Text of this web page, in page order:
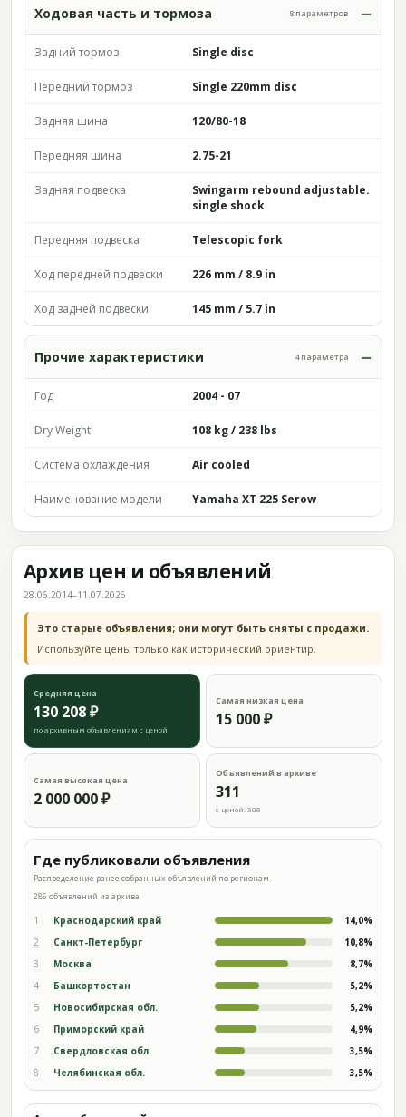
Ходовая часть и тормоза 8 параметров
Задний тормоз Single disc
Передний тормоз Single 220mm disc
Задняя шина 120/80-18
Передняя шина 2.75-21
Задняя подвеска
Swingarm rebound adjustable.
single shock
Передняя подвеска Telescopic fork
Ход передней подвески 226 mm / 8.9 in
Ход задней подвески 145 mm / 5.7 in
Прочие характеристики 4 параметра
Год 2004 - 07
Dry Weight 108 kg / 238 lbs
Система охлаждения Air cooled
Наименование модели Yamaha XT 225 Serow
Архив цен и объявлений
28.06.2014–11.07.2026
Это старые объявления; они могут быть сняты с продажи.
Используйте цены только как исторический ориентир.
Средняя цена
130 208 ₽
по архивным объявлениям с ценой
Самая низкая цена
15 000 ₽
Самая высокая цена
2 000 000 ₽
Объявлений в архиве
311
с ценой: 308
Где публиковали объявления
Распределение ранее собранных объявлений по регионам.
286 объявлений из архива
1 Краснодарский край 14,0%
2 Санкт-Петербург 10,8%
3 Москва 8,7%
4 Башкортостан 5,2%
5 Новосибирская обл. 5,2%
6 Приморский край 4,9%
7 Свердловская обл. 3,5%
8 Челябинская обл. 3,5%